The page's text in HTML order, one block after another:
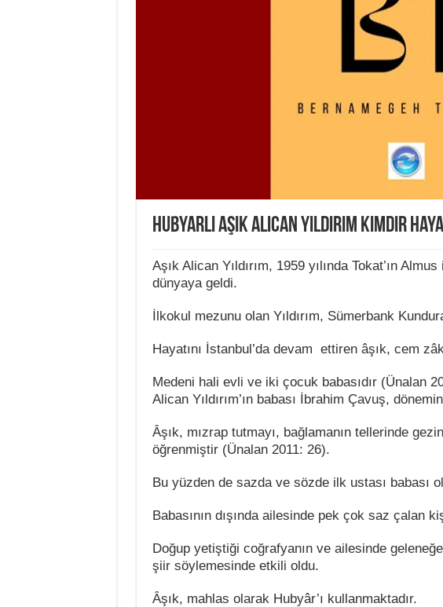
Hubyarlı Aşık Alican Yıldırım Kimdir
Aşık Alican Yıldırım, 1959 yılında Tokat’ın
dünyaya geldi.
İlkokul mezunu olan Yıldırım, Sümerbank
Hayatını İstanbul’da devam ettiren âşık, cem
Medeni hali evli ve iki çocuk babasıdır (Ünalan
Alican Yıldırım’ın babası İbrahim Çavuş,
Âşık, mızrap tutmayı, bağlamanın tellerinde
öğrenmiştir (Ünalan 2011: 26).
Bu yüzden de sazda ve sözde ilk ustası babası
Babasının dışında ailesinde pek çok saz çalan
Doğup yetiştiği coğrafyanın ve ailesinde
şiir söylemesinde etkili oldu.
Âşık, mahlas olarak Hubyâr’ı kullanmaktadır.